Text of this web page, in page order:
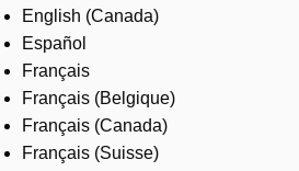
English (Canada)
Español
Français
Français (Belgique)
Français (Canada)
Français (Suisse)